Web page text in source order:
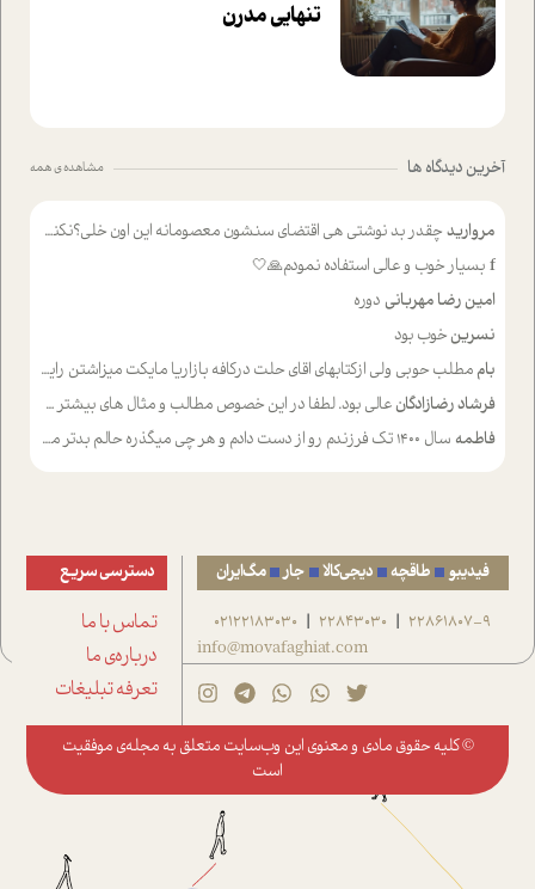
تنهایی مدرن
آخرین دیدگاه ها مشاهده ی همه
مروارید چقدر بد نوشتی هی اقتضای سنشون معصومانه این اون خلی؟نکنه تا چهل سالگی پوشکت میکردن و شیر میخوردی که به اینا میگی کودک
f بسیار خوب و عالی استفاده نمودم🙏🤍
امین رضا مهربانی دوره
نسرینخوب بود
بام مطلب حوبی ولی ازکتابهای اقای حلت درکافه بازاریا مایکت میزاشتن رایگان خوب بود ولی هرکدام خلاصه شده ش تومجله از طریق سایت هم خوبه اینکه درزیر اخرصفحه گذاشته شده خب ادم خبره میره نصب میکنه میخونه ولی هرکسی گوشیش ظرفیتش نداره باتشکر
فرشاد رضازادگان عالی بود. لطفا در این خصوص مطالب و مثال های بیشتر ی ارایه دهید
فاطمه سال ۱۴۰۰ تک فرزندم رو از دست دادم و هر چی میگذره حالم بدتر میشه و دلتنگتر تنایی رو ترجیح دادم و معاشرت برام سخت شده
فیدیبو طاقچه دیجی‌کالا جار مگ‌ایران
22861807-9
|
22843030
|
02122183030
info@movafaghiat.com
دسترسی سریع
تماس با ما
درباره‌ی ما
تعرفه تبلیغات
© کلیه حقوق مادی و معنوی این وب‌سایت متعلق به مجله‌ی موفقیت
است